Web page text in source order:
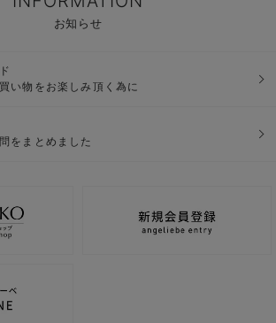
お知らせ
い物をお楽しみ頂く為に
をまとめました